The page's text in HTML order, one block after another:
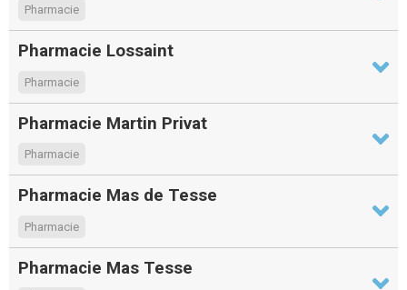
Pharmacie
Pharmacie Lossaint
Pharmacie
Pharmacie Martin Privat
Pharmacie
Pharmacie Mas de Tesse
Pharmacie
Pharmacie Mas Tesse